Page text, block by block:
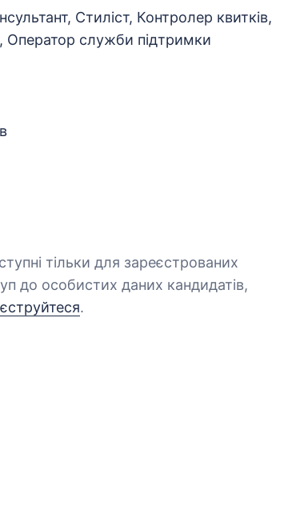
Стиліст, Контролер квитків,
Оператор служби підтримки
тільки для зареєстрованих
до особистих даних кандидатів,
.